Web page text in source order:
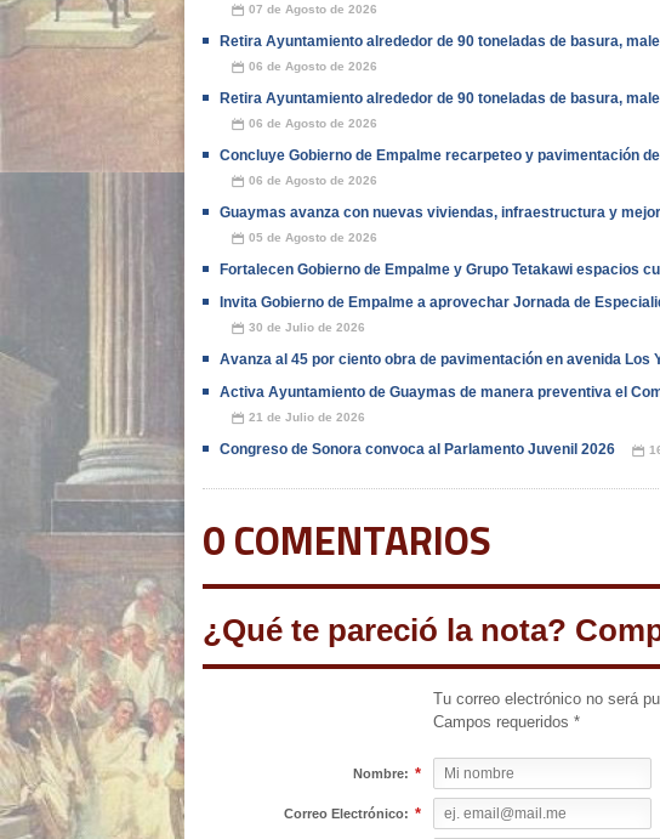
📅 07 de Agosto de 2026
Retira Ayuntamiento alrededor de 90 toneladas de basura,
📅 06 de Agosto de 2026
Retira Ayuntamiento alrededor de 90 toneladas de basura,
📅 06 de Agosto de 2026
Concluye Gobierno de Empalme recarpeteo y pavimentación
📅 06 de Agosto de 2026
Guaymas avanza con nuevas viviendas, infraestructura y
📅 05 de Agosto de 2026
Fortalecen Gobierno de Empalme y Grupo Tetakawi espacios
Invita Gobierno de Empalme a aprovechar Jornada de
📅 30 de Julio de 2026
Avanza al 45 por ciento obra de pavimentación en avenida Los
Activa Ayuntamiento de Guaymas de manera preventiva el
📅 21 de Julio de 2026
Congreso de Sonora convoca al Parlamento Juvenil 2026 📅
0 COMENTARIOS
¿Qué te pareció la nota?
Tu correo electrónico no será
Campos requeridos *
Nombre: *
Correo Electrónico: *